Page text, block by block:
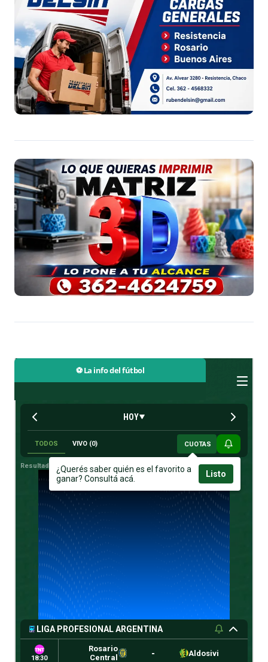
⚽ La info del fútbol